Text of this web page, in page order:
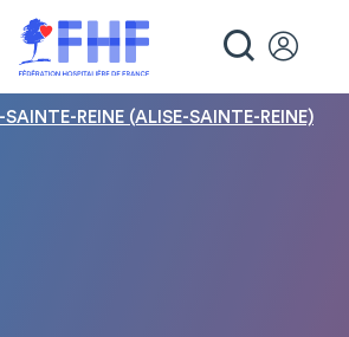
REINE (ALISE-SAINTE-REINE)
des cookies